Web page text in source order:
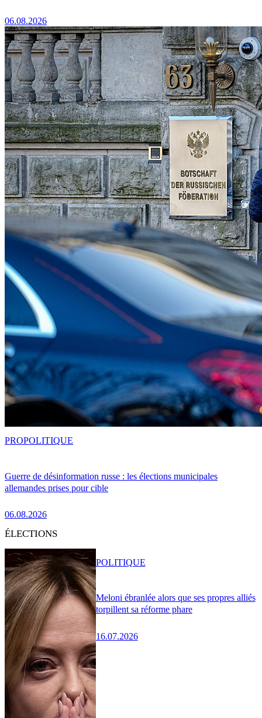
06.08.2026
Guerre de désinformation russe : les élections municipales
allemandes prises pour cible
06.08.2026
PROPOLITIQUE
ÉLECTIONS
Meloni ébranlée alors que ses propres alliés
torpillent sa réforme phare
16.07.2026
POLITIQUE